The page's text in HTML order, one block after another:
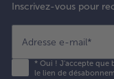
Inscrivez-vous pour
Adresse e-mail*
*Oui ! J'accepte que
le lien de